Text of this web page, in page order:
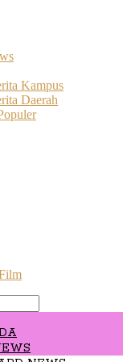
Kampus
Daerah